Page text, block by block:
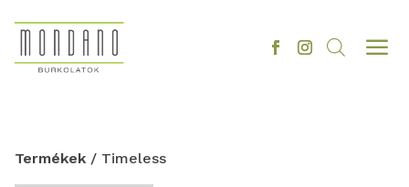
a
Termékek / Timeless